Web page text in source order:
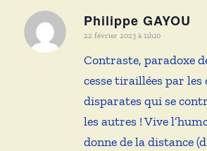
Philippe GAYOU
dit
:
22 février 2023 à 11h10
Contraste, paradoxe
cesse tiraillées par les
disparates qui se
les autres ! Vive
donne de la distance